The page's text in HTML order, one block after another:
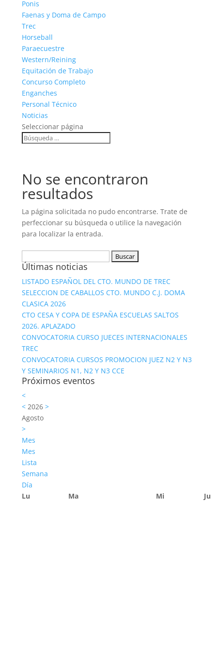
Ponis
Faenas y Doma de Campo
Trec
Horseball
Paraecuestre
Western/Reining
Equitación de Trabajo
Concurso Completo
Enganches
Personal Técnico
Noticias
Seleccionar página
No se encontraron
resultados
La página solicitada no pudo encontrarse. Trate de
perfeccionar su búsqueda o utilice la navegación
para localizar la entrada.
Últimas noticias
LISTADO ESPAÑOL DEL CTO. MUNDO DE TREC
SELECCION DE CABALLOS CTO. MUNDO C.J. DOMA
CLASICA 2026
CTO CESA Y COPA DE ESPAÑA ESCUELAS SALTOS
2026. APLAZADO
CONVOCATORIA CURSO JUECES INTERNACIONALES
TREC
CONVOCATORIA CURSOS PROMOCION JUEZ N2 Y N3
Y SEMINARIOS N1, N2 Y N3 CCE
Próximos eventos
<
<2026 >
Agosto
>
Mes
Mes
Lista
Semana
Día
Lu
Ma Mi Ju